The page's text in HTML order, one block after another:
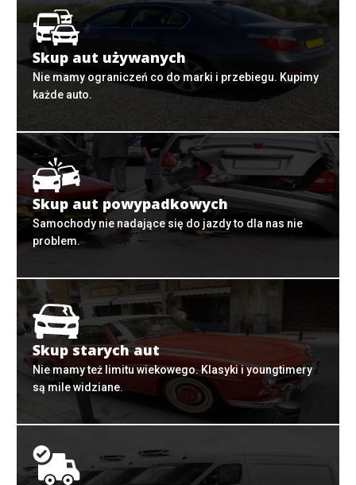
Skup aut używanych
Nie mamy ograniczeń co do marki i przebiegu. Kupimy
każde auto.
Skup aut powypadkowych
Samochody nie nadające się do jazdy to dla nas nie
problem.
Skup starych aut
Nie mamy też limitu wiekowego. Klasyki i youngtimery
są mile widziane.